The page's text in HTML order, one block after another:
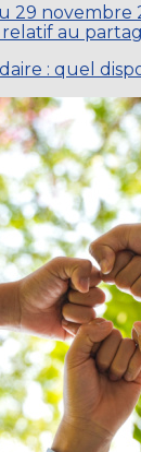
29
au
: quel